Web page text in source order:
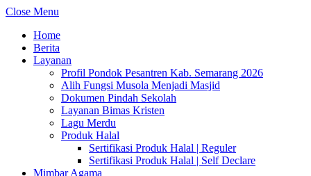
Close Menu
Home
Berita
Layanan
Profil Pondok Pesantren Kab. Semarang 2026
Alih Fungsi Musola Menjadi Masjid
Dokumen Pindah Sekolah
Layanan Bimas Kristen
Lagu Merdu
Produk Halal
Sertifikasi Produk Halal | Reguler
Sertifikasi Produk Halal | Self Declare
Mimbar Agama